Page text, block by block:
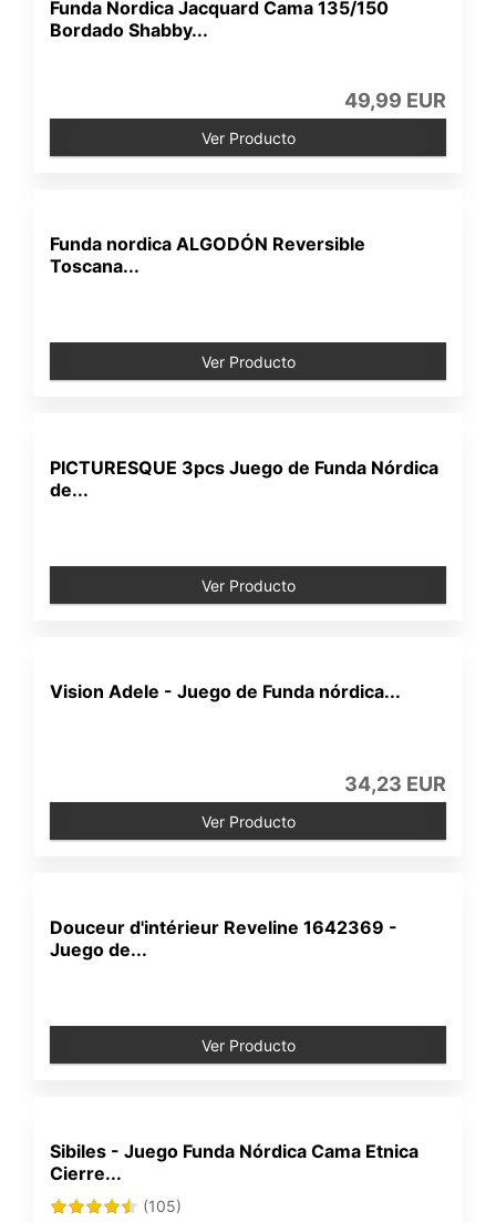
Funda Nordica Jacquard Cama 135/150
Bordado Shabby...
49,99 EUR
Ver Producto
Funda nordica ALGODÓN Reversible
Toscana...
Ver Producto
PICTURESQUE 3pcs Juego de Funda Nórdica
de...
Ver Producto
Vision Adele - Juego de Funda nórdica...
34,23 EUR
Ver Producto
Douceur d'intérieur Reveline 1642369 -
Juego de...
Ver Producto
Sibiles - Juego Funda Nórdica Cama Etnica
Cierre...
(105)